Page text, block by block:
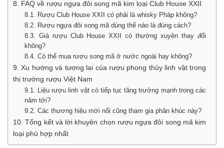
8. FAQ về rượu ngựa đôi song mã kim loại Club House XXII
8.1. Rượu Club House XXII có phải là whisky Pháp không?
8.2. Rượu ngựa đôi song mã dùng thế nào là đúng cách?
8.3. Giá rượu Club House XXII có thường xuyên thay đổi
không?
8.4. Có thể mua rượu song mã ở nước ngoài hay không?
9. Xu hướng và tương lai của rượu phong thủy linh vật trong
thị trường rượu Việt Nam
9.1. Liệu rượu linh vật có tiếp tục tăng trưởng mạnh trong các
năm tới?
9.2. Các thương hiệu mới nổi cũng tham gia phân khúc này?
10. Tổng kết và lời khuyên chọn rượu ngựa đôi song mã kim
loại phù hợp nhất